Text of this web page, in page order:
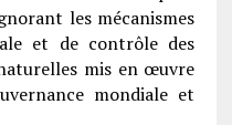
les mécanismes
et de contrôle des
mis en œuvre
mondiale et